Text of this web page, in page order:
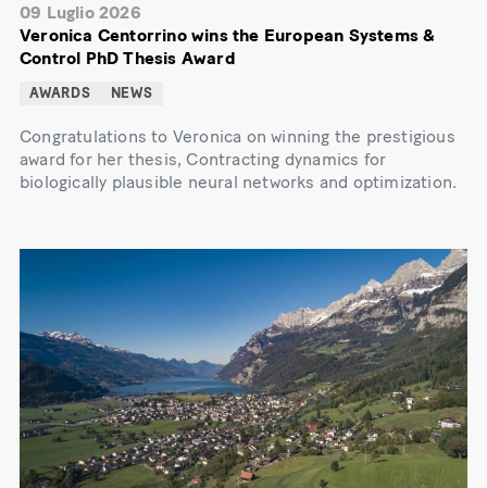
09 Luglio 2026
Veronica Centorrino wins the European Systems &
Control PhD Thesis Award
AWARDS NEWS
Congratulations to Veronica on winning the prestigious
award for her thesis, Contracting dynamics for
biologically plausible neural networks and optimization.